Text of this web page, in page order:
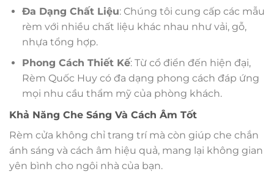
Đa Dạng Chất Liệu: Chúng tôi cung cấp các mẫu
rèm với nhiều chất liệu khác nhau như vải, gỗ,
nhựa tổng hợp.
Phong Cách Thiết Kế: Từ cổ điển đến hiện đại,
Rèm Quốc Huy có đa dạng phong cách đáp ứng
mọi nhu cầu thẩm mỹ của phòng khách.
Khả Năng Che Sáng Và Cách Âm Tốt
Rèm cửa không chỉ trang trí mà còn giúp che chắn
ánh sáng và cách âm hiệu quả, mang lại không gian
yên bình cho ngôi nhà của bạn.